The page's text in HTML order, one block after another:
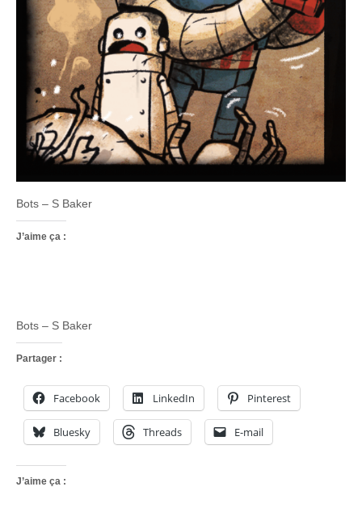
Bots – S Baker
J’aime ça :
Bots – S Baker
Partager :
Facebook LinkedIn Pinterest
Bluesky Threads E-mail
J’aime ça :